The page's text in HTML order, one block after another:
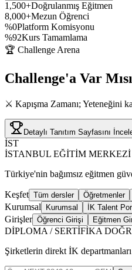
1,500+Doğrulanmış Eğitmen
8,000+Mezun Öğrenci
%0Platform Komisyonu
%92Kurs Tamamlama
🏆 Challenge Arena
Challenge'a Var
⚔️ Kapışma Zamanı; Yeteneğini
Detaylı Tanıtım Sayfasını
İST
İSTANBUL EĞİTİM MERKEZİ
Türkiye'nin bağımsız eğitmen
Keşfet Tüm dersler Öğretmenler
Kurumsal Kurumsal İK Talent
Girişler Öğrenci Girişi Eğitmen
DİPLOMA / SERTİFİKA
Şirketlerin direkt İK